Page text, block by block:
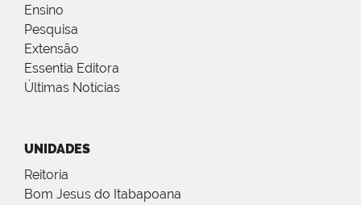
Ensino
Pesquisa
Extensão
Essentia Editora
Últimas Notícias
UNIDADES
Reitoria
Bom Jesus do Itabapoana